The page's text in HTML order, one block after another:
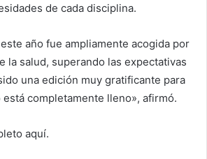
de cada disciplina.
año fue ampliamente acogida por
la salud, superando las expectativas
una edición muy gratificante para
completamente lleno», afirmó.
aquí.